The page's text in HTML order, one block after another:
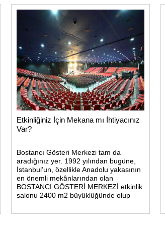
Etkinliğiniz İçin Mekana mı İhtiyacınız
Var?
Bostancı Gösteri Merkezi tam da
aradığınız yer. 1992 yılından bugüne,
İstanbul’un, özellikle Anadolu yakasının
en önemli mekânlarından olan
BOSTANCI GÖSTERİ MERKEZİ etkinlik
salonu 2400 m2 büyüklüğünde olup
Konforlu bir oturma düzenine ve